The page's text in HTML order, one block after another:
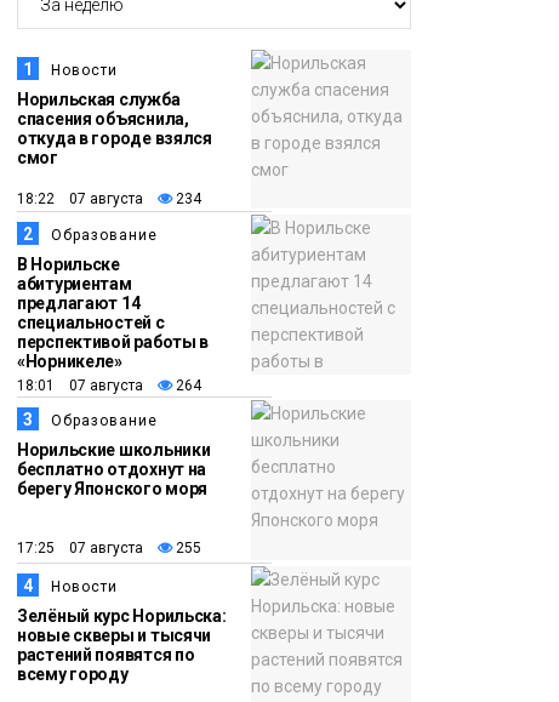
14:30
Новости
Ленинский проспект
частично закроют в
связи с Днём
рождения «Башни»
13:59
Новости
«Домик Хоббитов» и
«Самолёт в облаках»
появятся в Кайеркане
13:08
Новости
Предстоящие
выходные в
Норильске будут
зябкими, пасмурными
и дождливыми
Общество
Как в Норильске
помогают женщинам
из исправительного
центра
адаптироваться к
жизни
1 Новости
Норильская служба
спасения объяснила,
откуда в городе взялся
смог
18:22 07 августа 234
2 Образование
В Норильске
абитуриентам
предлагают 14
специальностей с
перспективой работы в
«Норникеле»
18:01 07 августа 264
3 Образование
Норильские школьники
бесплатно отдохнут на
берегу Японского моря
17:25 07 августа 255
4 Новости
Зелёный курс Норильска:
новые скверы и тысячи
растений появятся по
всему городу